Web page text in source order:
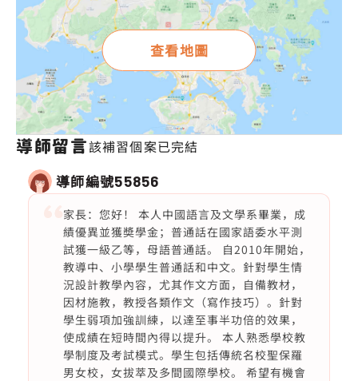
查看地圖
導師留言該補習個案已完結
導師編號55856
家長：您好！ 本人中國語言及文學系畢業，成
績優異並獲奬學金；普通話在國家語委水平測
試獲一級乙等，母語普通話。 自2010年開始，
教導中、小學學生普通話和中文。針對學生情
況設計教學內容，尤其作文方面，自備教材，
因材施教，教授各類作文（寫作技巧）。針對
學生弱項加強訓練，以達至事半功倍的效果，
使成績在短時間內得以提升。 本人熟悉學校教
學制度及考試模式。學生包括傳統名校聖保羅
男女校，女拔萃及多間國際學校。 希望有機會